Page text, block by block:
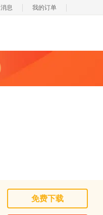
消息 我的订单
免费下载